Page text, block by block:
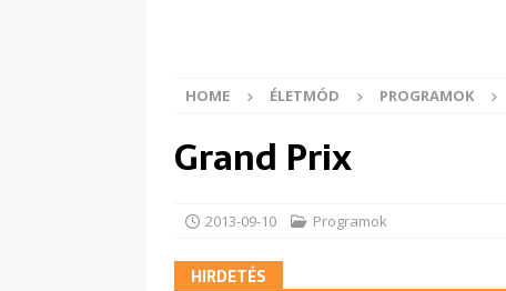
HOME ÉLETMÓD PROGRAMOK
Grand Prix
2013-09-10 Programok
HIRDETÉS